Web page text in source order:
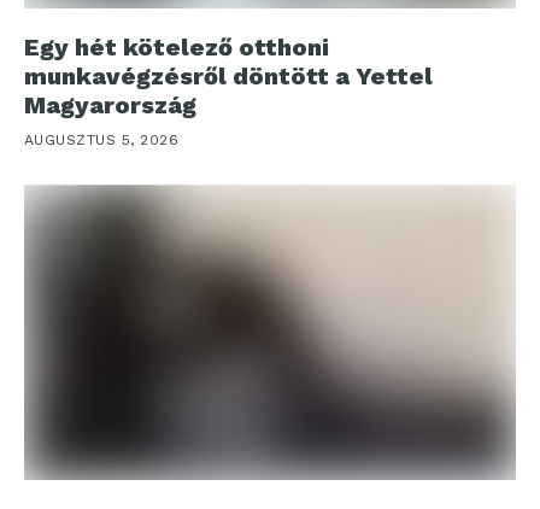
Egy hét kötelező otthoni
munkavégzésről döntött a Yettel
Magyarország
AUGUSZTUS 5, 2026